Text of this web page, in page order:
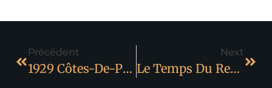
Précédent
1929 Côtes-De-Provence Rouge : Un Millésime D’Exception Médaillé D’Or
Next
Le Temps Du Repos Dans Nos Vignobles : La Période De Dormance